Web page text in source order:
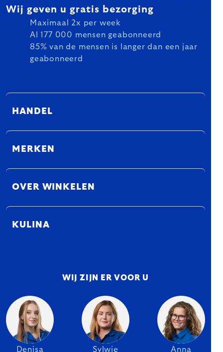
Wij geven u gratis bezorging
Maximaal 2x per week
Al 177 000 mensen geabonneerd
85% van de mensen is langer dan een jaar
geabonneerd
HANDEL
MERKEN
OVER WINKELEN
KULINA
WIJ ZIJN ER VOOR U
Denisa Sylwie Anna